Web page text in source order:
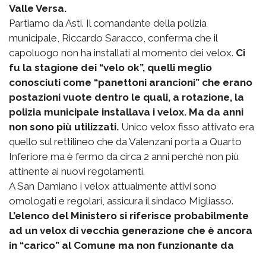
Valle Versa.
Partiamo da Asti. Il comandante della polizia
municipale, Riccardo Saracco, conferma che il
capoluogo non ha installati al momento dei velox. Ci
fu la stagione dei “velo ok”, quelli meglio
conosciuti come “panettoni arancioni” che erano
postazioni vuote dentro le quali, a rotazione, la
polizia municipale installava i velox. Ma da anni
non sono più utilizzati. Unico velox fisso attivato era
quello sul rettilineo che da Valenzani porta a Quarto
Inferiore ma è fermo da circa 2 anni perché non più
attinente ai nuovi regolamenti.
A San Damiano i velox attualmente attivi sono
omologati e regolari, assicura il sindaco Migliasso.
L’elenco del Ministero si riferisce probabilmente
ad un velox di vecchia generazione che è ancora
in “carico” al Comune ma non funzionante da